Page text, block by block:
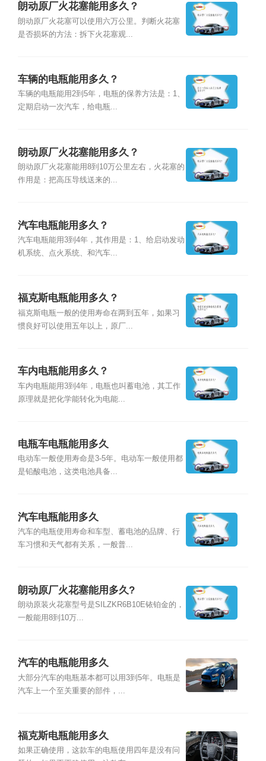
朗动原厂火花塞能用多久？
朗动原厂火花塞可以使用六万公里。判断火花塞
是否损坏的方法：拆下火花塞观...
车辆的电瓶能用多久？
车辆的电瓶能用2到5年，电瓶的保养方法是：1、
定期启动一次汽车，给电瓶...
朗动原厂火花塞能用多久？
朗动原厂火花塞能用8到10万公里左右，火花塞的
作用是：把高压导线送来的...
汽车电瓶能用多久？
汽车电瓶能用3到4年，其作用是：1、给启动发动
机系统、点火系统、和汽车...
福克斯电瓶能用多久？
福克斯电瓶一般的使用寿命在两到五年，如果习
惯良好可以使用五年以上，原厂...
车内电瓶能用多久？
车内电瓶能用3到4年，电瓶也叫蓄电池，其工作
原理就是把化学能转化为电能...
电瓶车电瓶能用多久
电动车一般使用寿命是3-5年。电动车一般使用都
是铅酸电池，这类电池具备...
汽车电瓶能用多久
汽车的电瓶使用寿命和车型、蓄电池的品牌、行
车习惯和天气都有关系，一般普...
朗动原厂火花塞能用多久?
朗动原装火花塞型号是SILZKR6B10E铱铂金的，
一般能用8到10万...
汽车的电瓶能用多久
大部分汽车的电瓶基本都可以用3到5年。电瓶是
汽车上一个至关重要的部件，...
福克斯电瓶能用多久
如果正确使用，这款车的电瓶使用四年是没有问